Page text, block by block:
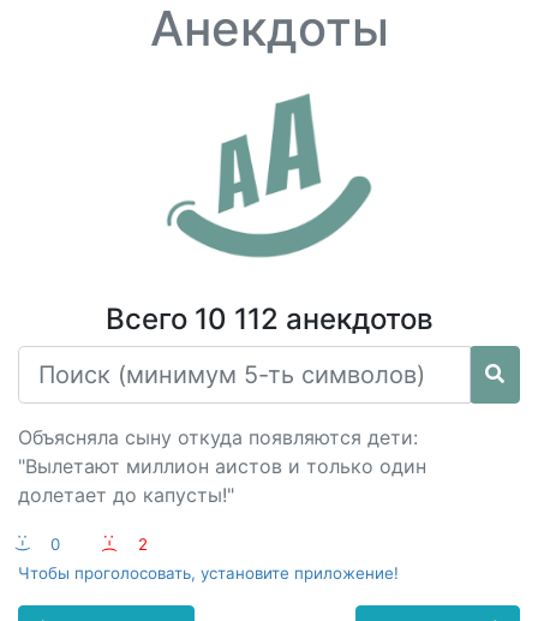
Анекдоты
Всего 10 112 анекдотов
Объясняла сыну откуда появляются дети:
"Вылетают миллион аистов и только один
долетает до капусты!"
:-) 0 :-(
2
Чтобы проголосовать, установите приложение!